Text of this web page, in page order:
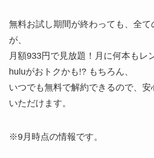
無料お試し期間が終わっても、全て
が、
月額933円で見放題！月に何本もレ
huluがおトクかも!? もちろん、
いつでも無料で解約できるので、安
いただけます。
※9月時点の情報です。